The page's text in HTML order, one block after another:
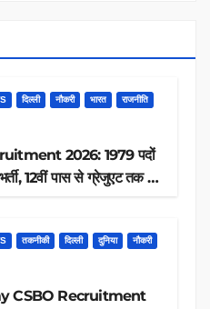
दिल्ली नौकरी भारत राजनीति
2026: 1979 पदों
12वीं पास से ग्रेजुएट तक करें
तकनीकी दिल्ली दुनिया नौकरी
CSBO Recruitment